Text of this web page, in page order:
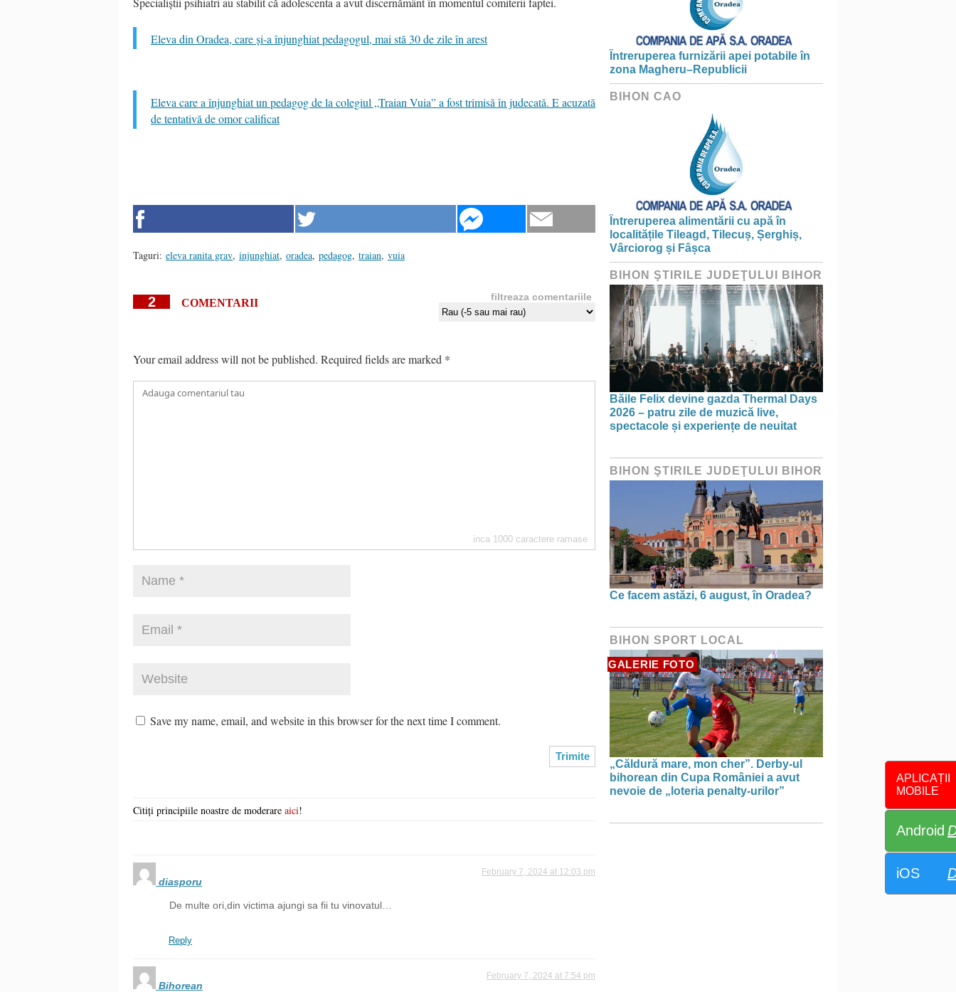
APLICAȚII
MOBILE
Android
iOS
Eleva din Oradea, care și-a înjunghiat pedagogul, mai stă 30 de zile în arest
Eleva care a înjunghiat un pedagog de la colegiul „Traian Vuia” a fost trimisă în judecată. E acuzată
de tentativă de omor calificat
Taguri: eleva ranita grav, injunghiat, oradea, pedagog, traian, vuia
2 COMENTARII filtreaza comentariile
Your email address will not be published. Required fields are marked *
inca 1000 caractere ramase
Save my name, email, and website in this browser for the next time I comment.
Citiți principiile noastre de moderare aici!
diasporu
February 7, 2024 at 12:03 pm
De multe ori,din victima ajungi sa fii tu vinovatul…
Reply
Bihorean
February 7, 2024 at 7:54 pm
Întreruperea furnizării apei potabile în
zona Magheru–Republicii
BIHON CAO
Întreruperea alimentării cu apă în
localitățile Tileagd, Tilecuș, Șerghiș,
Vârciorog și Fâșca
BIHON ŞTIRILE JUDEŢULUI BIHOR
Băile Felix devine gazda Thermal Days
2026 – patru zile de muzică live,
spectacole și experiențe de neuitat
BIHON ŞTIRILE JUDEŢULUI BIHOR
Ce facem astăzi, 6 august, în Oradea?
BIHON SPORT LOCAL
GALERIE FOTO
„Căldură mare, mon cher”. Derby-ul
bihorean din Cupa României a avut
nevoie de „loteria penalty-urilor”